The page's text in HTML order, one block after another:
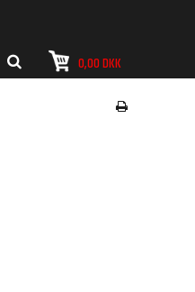
0,00 DKK